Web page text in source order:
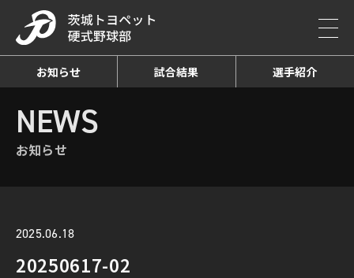
お知らせ 試合結果 選手紹介
HOME お知らせ詳細
NEWS
お知らせ
2025.06.18
20250617-02